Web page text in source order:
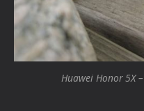
Huawei Honor 5X